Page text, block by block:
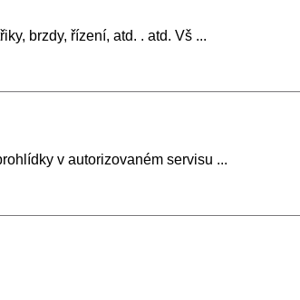
brzdy, řízení, atd. . atd. Vš ...
v autorizovaném servisu ...